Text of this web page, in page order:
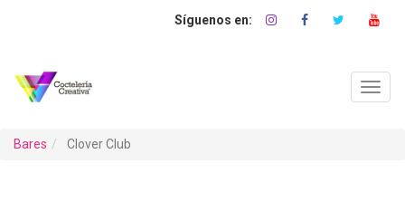
Bares Clover Club